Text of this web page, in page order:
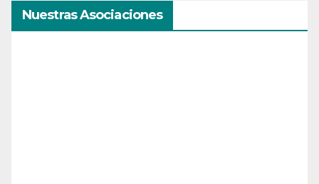
Nuestras Asociaciones